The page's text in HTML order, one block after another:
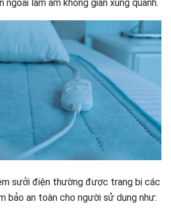
làm ấm không gian xung quanh.
sưởi điện thường được trang bị các
bảo an toàn cho người sử dụng như: